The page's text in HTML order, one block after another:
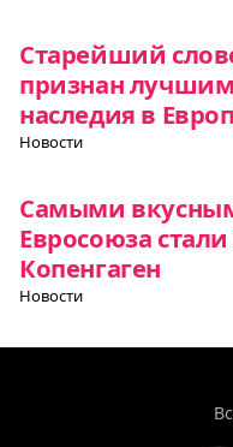
Старейший
признан
наследия в
Новости
Самыми
Евросоюза
Копенгаген
Новости